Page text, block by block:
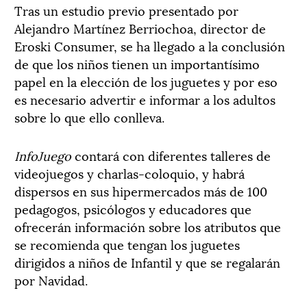
Tras un estudio previo presentado por
Alejandro Martínez Berriochoa, director de
Eroski Consumer, se ha llegado a la conclusión
de que los niños tienen un importantísimo
papel en la elección de los juguetes y por eso
es necesario advertir e informar a los adultos
sobre lo que ello conlleva.
InfoJuegocontará con diferentes talleres de
videojuegos y charlas-coloquio, y habrá
dispersos en sus hipermercados más de 100
pedagogos, psicólogos y educadores que
ofrecerán información sobre los atributos que
se recomienda que tengan los juguetes
dirigidos a niños de Infantil y que se regalarán
por Navidad.